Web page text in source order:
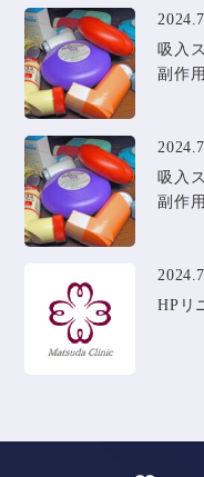
吸入
副作
吸入
副作
HPリ